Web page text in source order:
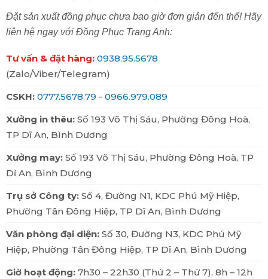
Đặt sản xuất đồng phục chưa bao giờ đơn giản đến thế! Hãy
liên hệ ngay với Đồng Phục Trang Anh:
Tư vấn & đặt hàng: 0938.95.5678
(Zalo/Viber/Telegram)
CSKH: 0777.5678.79 - 0966.979.089
Xưởng in thêu: Số 193 Võ Thị Sáu, Phường Đông Hoà,
TP Dĩ An, Bình Dương
Xưởng may: Số 193 Võ Thị Sáu, Phường Đông Hoà, TP
Dĩ An, Bình Dương
Trụ sở Công ty: Số 4, Đường N1, KDC Phú Mỹ Hiệp,
Phường Tân Đông Hiệp, TP Dĩ An, Bình Dương
Văn phòng đại diện: Số 30, Đường N3, KDC Phú Mỹ
Hiệp, Phường Tân Đông Hiệp, TP Dĩ An, Bình Dương
Giờ hoạt động: 7h30 – 22h30 (Thứ 2 – Thứ 7), 8h – 12h